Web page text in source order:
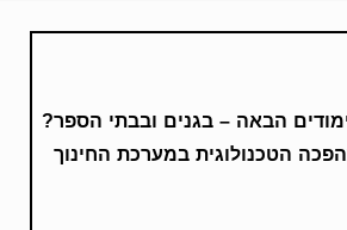
הבאה – בגנים ובבתי הספר?
הטכנולוגית במערכת החינוך